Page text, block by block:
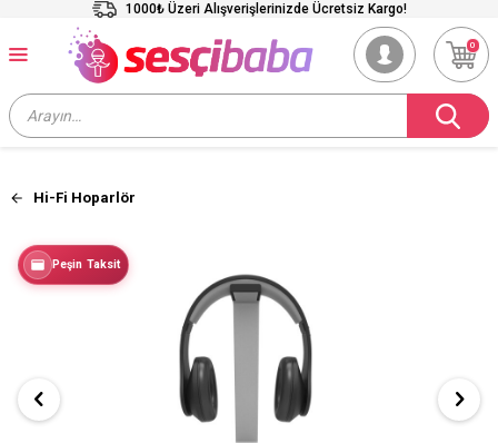
1000₺ Üzeri Alışverişlerinizde Ücretsiz Kargo!
0
Hi-Fi Hoparlör
Peşin Taksit